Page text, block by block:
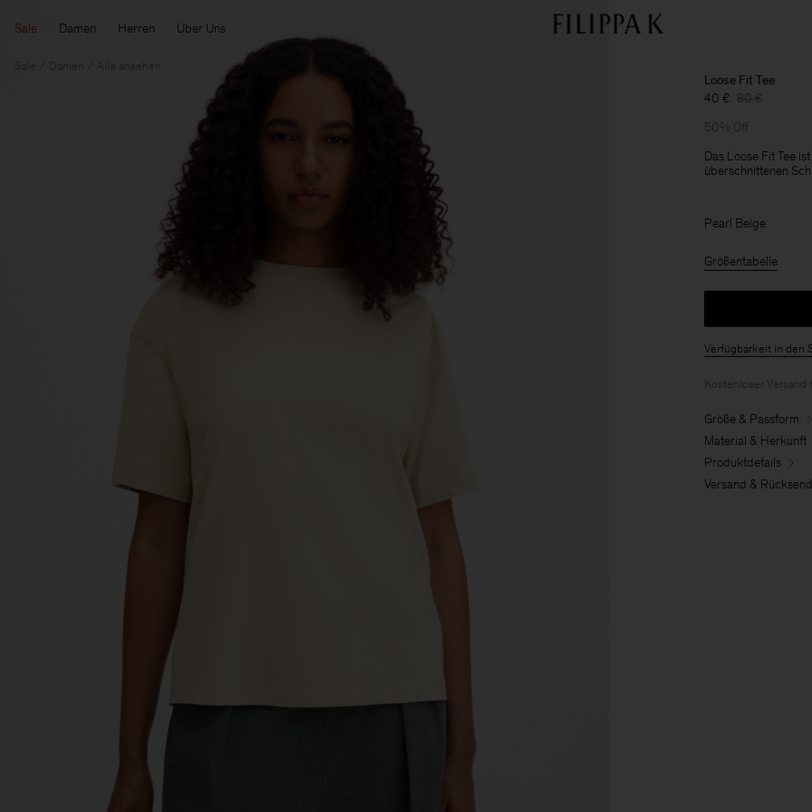
Sale Damen Herren Über Uns
Sale Damen Alle ansehen
Loose Fit Tee
40 € 80 €
50% Off
Das Loose Fit Tee
überschnittenen
Pearl Beige
Größentabelle
Verfügbarkeit in den
Kostenloser Versand
Größe & Passform
Material & Herkunft
Produktdetails
Versand &